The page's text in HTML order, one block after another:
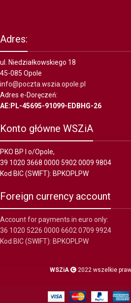
Adres:
ul. Niedziałkowskiego 18
45-085 Opole
info@poczta.wszia.opole.pl
Adres e-Doręczeń:
AE:PL-45695-91099-EDBHG-26
Konto główne WSZiA
PKO BP I o/Opole,
39 1020 3668 0000 5902 0009 9804
Kod BIC (SWIFT): BPKOPLPW
Foreign currency account
Account for payments in euro only:
36 1020 5226 0000 6602 0709 9924
Kod BIC (SWIFT): BPKOPLPW
WSZiA 2022 wszelkie